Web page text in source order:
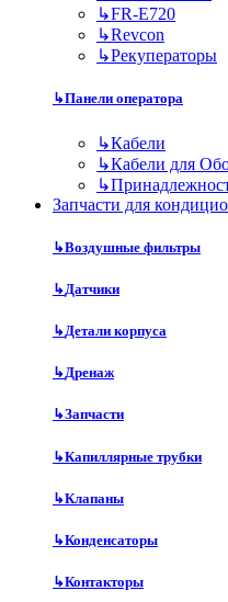
↳FR-E720
↳Revcon
↳Рекуператоры
↳Панели оператора
↳Кабели
↳Кабели для
↳
Запчасти для
↳Воздушные фильтры
↳Датчики
↳Детали корпуса
↳Дренаж
↳Запчасти
↳Капиллярные трубки
↳Клапаны
↳Конденсаторы
↳Контакторы